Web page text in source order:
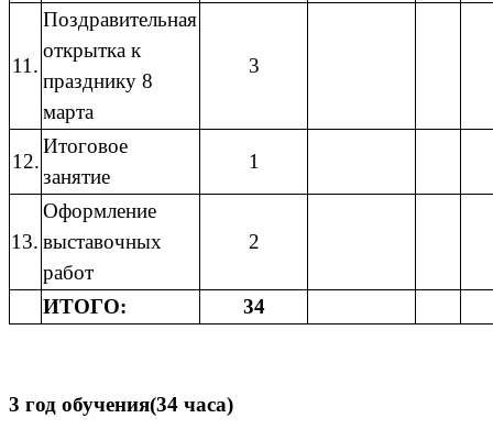
11.
Поздравительная
открытка к
празднику 8
марта
3
12.
Итоговое
занятие
1
13.
Оформление
выставочных
работ
2
ИТОГО: 34
3 год обучения(34 часа)